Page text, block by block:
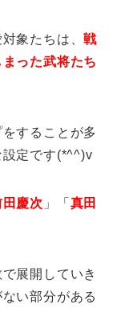
象たちは、戦
った武将たち
することが多
設定です(*^^)v
田慶次 」「 真田
展開していき
い部分がある